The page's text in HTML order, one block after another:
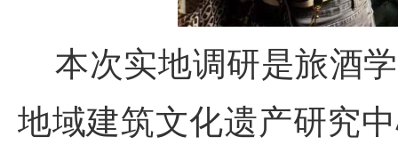
本次实地调研是旅酒
地域建筑文化遗产研究